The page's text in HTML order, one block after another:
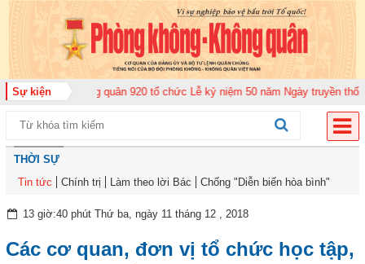
Sự kiện
đoàn Không quân 920 tổ chức Lễ kỷ niệm 50 năm Ngày truyền thống
THỜI SỰ
Tin tức
Chính trị Làm theo lời Bác Chống "Diễn biến hòa bình"
13 giờ:40 phút Thứ ba, ngày 11 tháng 12 , 2018
Các cơ quan, đơn vị tổ chức học tập,